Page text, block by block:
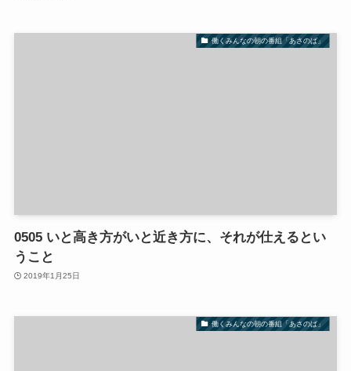
働くみんなの朝の番組「あさのば」
0505 いと高き方がいと近き方に、それが仕えるとい
うこと
2019年1月25日
働くみんなの朝の番組「あさのば」